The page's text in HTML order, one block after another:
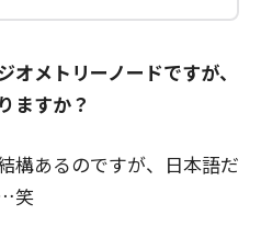
メトリーノードですが、
ますか？
構あるのですが、日本語だ
笑